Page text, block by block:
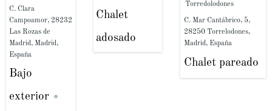
CON VISTAS A
DEHESA DE
NAVALCARBÓN
C. Clara
Campoamor, 28232
Las Rozas de
Madrid, Madrid,
España
Bajo
exterior
CLUB DE GOLF.
Chalet
adosado
TORRELODONES.
Torredolodones
C. Mar Cantábrico, 5,
28250 Torrelodones,
Madrid, España
Chalet pareado